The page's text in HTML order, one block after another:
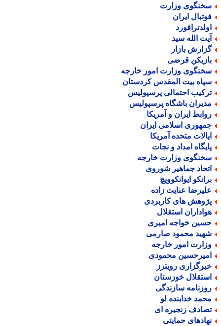
وزارت
ایران
الله سید
بازار
قرضی
وزارت امور خارجه
بیت المقدس کردستان
احتمالی پرسپولیس
باشگاه پرسپولیس
ایران و آمریکا
اسلامی ایران
متحده آمریکا
امداد و نجات
وزارت خارجه
جماهیر شوروی
ایوانکوویچ
عنایت زاده
های کاربردی
استقلال
خواجه امیری
محمود صارمی
امور خارجه
محمودی
رویترز
خوزستان
سازندگی
خدابنده لو
زنجیره ای
حمایتی